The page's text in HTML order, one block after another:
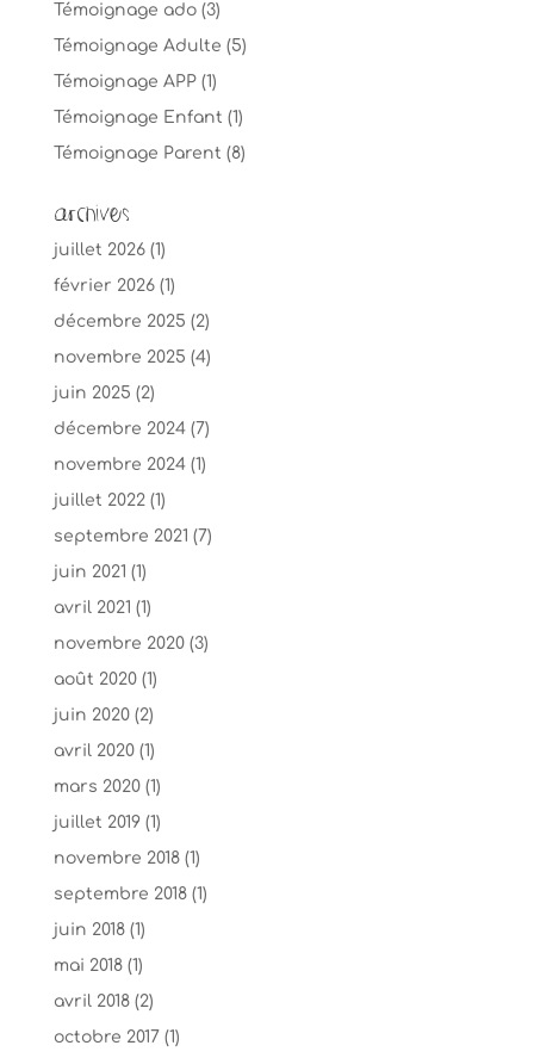
Témoignage ado(3)
Témoignage Adulte (5)
Témoignage APP(1)
Témoignage Enfant (1)
Témoignage Parent (8)
Archives
juillet 2026(1)
février 2026(1)
décembre 2025 (2)
novembre 2025 (4)
juin 2025 (2)
décembre 2024(7)
novembre 2024(1)
juillet 2022(1)
septembre 2021 (7)
juin 2021 (1)
avril 2021 (1)
novembre 2020(3)
août 2020(1)
juin 2020(2)
avril 2020(1)
mars 2020(1)
juillet 2019(1)
novembre 2018(1)
septembre 2018(1)
juin 2018(1)
mai 2018(1)
avril 2018(2)
octobre 2017 (1)